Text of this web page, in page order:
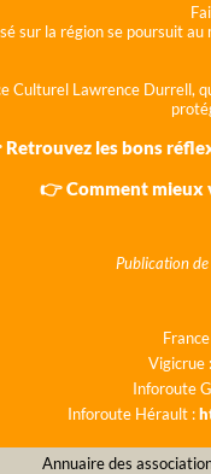
sur la région se poursuit
Lawrence
les bons
👉 Comment mieux
Publication
Vigicrue :
Inforoute
Inforoute Hérault :
Annuaire des